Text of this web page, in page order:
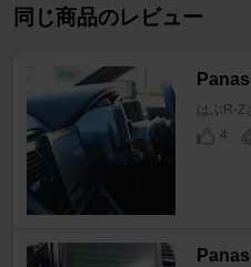
同じ商品のレビュー
はぶR-Z
4